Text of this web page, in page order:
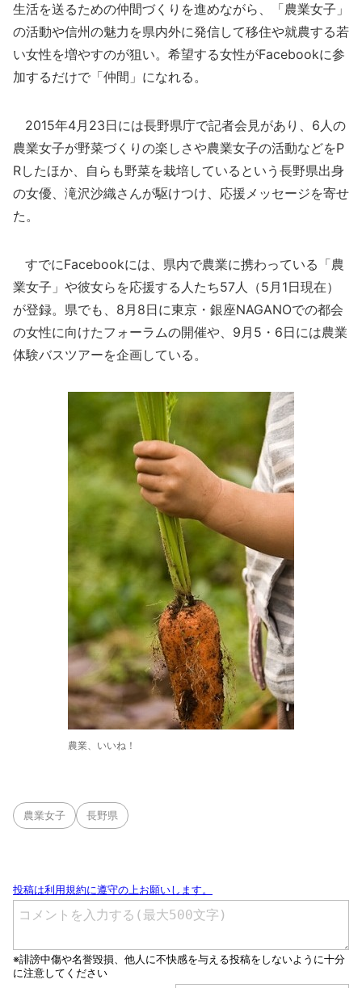
生活を送るための仲間づくりを進めながら、「農業女子」
の活動や信州の魅力を県内外に発信して移住や就農する若
い女性を増やすのが狙い。希望する女性がFacebookに参
加するだけで「仲間」になれる。
2015年4月23日には長野県庁で記者会見があり、6人の
農業女子が野菜づくりの楽しさや農業女子の活動などをP
Rしたほか、自らも野菜を栽培しているという長野県出身
の女優、滝沢沙織さんが駆けつけ、応援メッセージを寄せ
た。
すでにFacebookには、県内で農業に携わっている「農
業女子」や彼女らを応援する人たち57人（5月1日現在）
が登録。県でも、8月8日に東京・銀座NAGANOでの都会
の女性に向けたフォーラムの開催や、9月5・6日には農業
体験バスツアーを企画している。
農業、いいね！
農業女子 長野県